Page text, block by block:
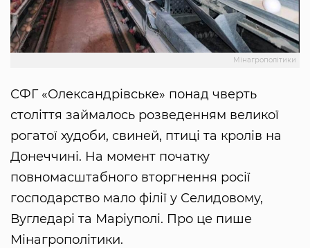
Мінагрополітики
СФГ «Олександрівське» понад чверть
століття займалось розведенням великої
рогатої худоби, свиней, птиці та кролів на
Донеччині. На момент початку
повномасштабного вторгнення росії
господарство мало філії у Селидовому,
Вугледарі та Маріуполі. Про це пише
Мінагрополітики.